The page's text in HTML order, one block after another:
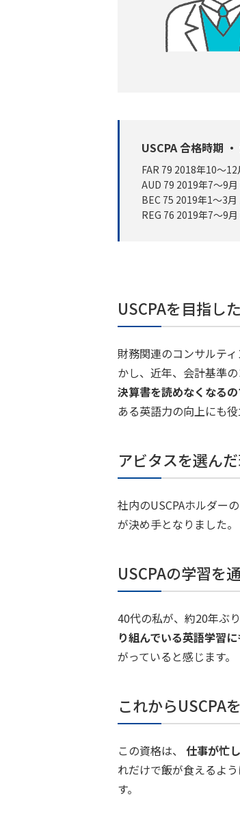
USCPA 合格時期
FAR 79 2018年10～12
AUD 79 2019年7～9月
BEC 75 2019年1～3月
REG 76 2019年7～9月
USCPAを目指し
財務関連のコンサルテ
かし、近年、会計基準
決算書を読めなくなる
ある英語力の向上にも役
アビタスを選ん
社内のUSCPAホルダー
が決め手となりました。
USCPAの学習を
40代の私が、約20年ぶ
り組んでいる英語学習
がっていると感じます。
これからUSCPA
この資格は、 仕事が忙
れだけで飯が食えるよ
す。